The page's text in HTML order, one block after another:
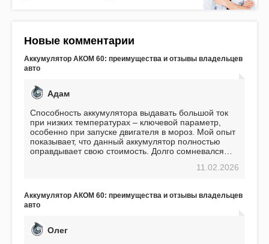
Новые комментарии
Аккумулятор АКОМ 60: преимущества и отзывы владельцев
авто
Адам
Способность аккумулятора выдавать большой ток
при низких температурах – ключевой параметр,
особенно при запуске двигателя в мороз. Мой опыт
показывает, что данный аккумулятор полностью
оправдывает свою стоимость. Долго сомневался
пожалел. Считаю, что это отличное вложение,11.02.2026
Аккумулятор АКОМ 60: преимущества и отзывы владельцев
авто
Олег